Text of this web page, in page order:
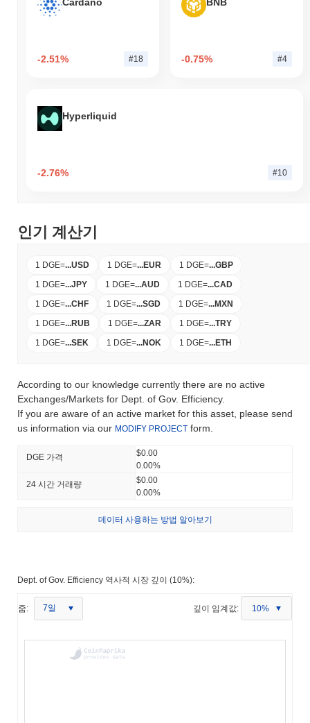
-2.51% #18 -0.75% #4
Hyperliquid
-2.76% #10
인기 계산기
1 DGE=...USD 1 DGE=...EUR 1 DGE=...GBP
1 DGE=...JPY 1 DGE=...AUD 1 DGE=...CAD
1 DGE=...CHF 1 DGE=...SGD 1 DGE=...MXN
1 DGE=...RUB 1 DGE=...ZAR 1 DGE=...TRY
1 DGE=...SEK 1 DGE=...NOK 1 DGE=...ETH
According to our knowledge currently there are no active
Exchanges/Markets for Dept. of Gov. Efficiency.
If you are aware of an active market for this asset, please send
us information via our MODIFY PROJECT form.
DGE 가격
$0.00
0.00%
24 시간 거래량
$0.00
0.00%
데이터 사용하는 방법 알아보기
Dept. of Gov. Efficiency 역사적 시장 깊이 (10%):
줌: 7일 깊이 임계값: 10%